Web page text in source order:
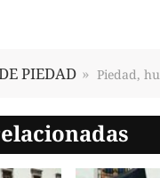
PIEDAD Piedad,